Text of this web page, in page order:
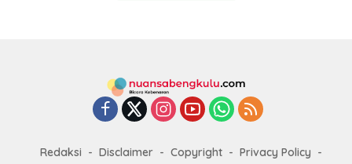
Redaksi Disclaimer Copyright
Privacy Policy